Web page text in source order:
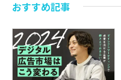
おすすめ記事